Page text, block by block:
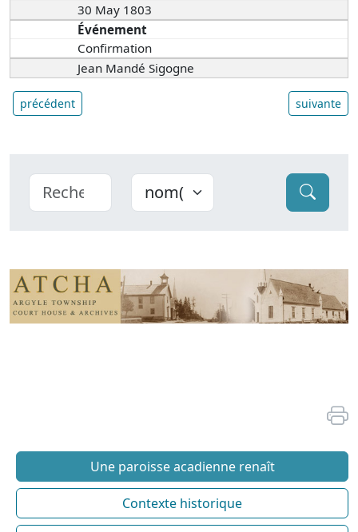
30 May 1803
Événement
Confirmation
Jean Mandé Sigogne
précédent suivante
Une paroisse acadienne renaît
Contexte historique